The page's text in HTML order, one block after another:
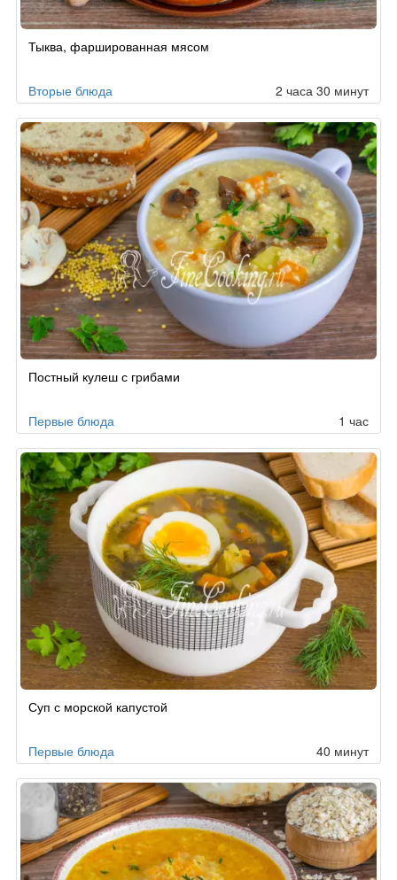
по
Тыква, фаршированная мясом
Вторые блюда 2 часа 30 минут
Постный кулеш с грибами
Первые блюда 1 час
Суп с морской капустой
Первые блюда 40 минут